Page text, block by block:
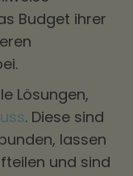
Budget ihrer
Lösungen,
. Diese sind
lassen
und sind